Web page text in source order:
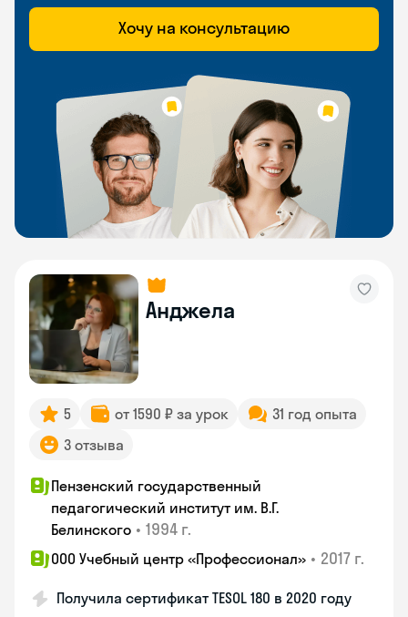
Хочу на консультацию
Анджела
5 от 1590 ₽ за урок
31 год опыта
3 отзыва
Пензенский государственный
педагогический институт им. В.Г.
Белинского • 1994 г.
ООО Учебный центр «Профессионал» • 2017 г.
Получила сертификат TESOL 180 в 2020 году